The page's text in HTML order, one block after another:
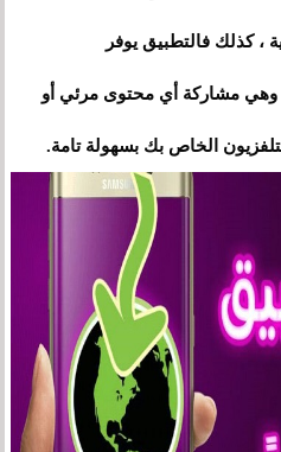
،كذلك فالتطبيق يوفر
وهي مشاركة أي محتوى مرئي أو
الخاص بك بسهولة تامة.